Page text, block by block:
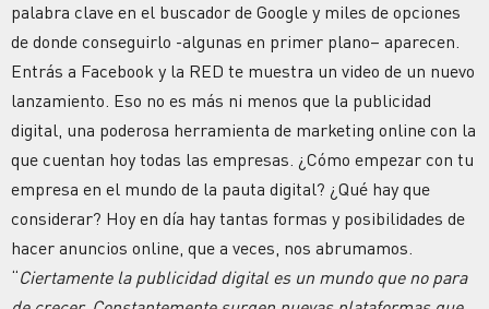
palabra clave en el buscador de Google y miles de opciones
de donde conseguirlo -algunas en primer plano– aparecen.
Entrás a Facebook y la RED te muestra un video de un nuevo
lanzamiento. Eso no es más ni menos que la publicidad
digital, una poderosa herramienta de marketing online con la
que cuentan hoy todas las empresas. ¿Cómo empezar con tu
empresa en el mundo de la pauta digital? ¿Qué hay que
considerar? Hoy en día hay tantas formas y posibilidades de
hacer anuncios online, que a veces, nos abrumamos.
“Ciertamente la publicidad digital es un mundo que no para